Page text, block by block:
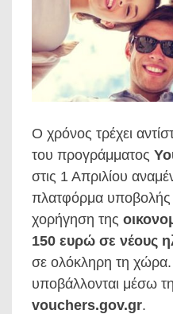
Ο χρόνος τρέχει
του προγράμματος
στις 1 Απριλίου
πλατφόρμα υποβολής
χορήγηση της
150 ευρώ σε νέους
σε ολόκληρη τη χώρα.
υποβάλλονται μέσω
vouchers.gov.gr.